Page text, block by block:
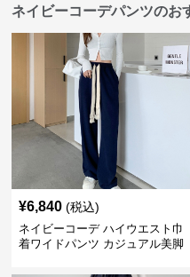
ネイビーコーデパンツのお
¥6,840 (税込)
ネイビーコーデ ハイウエスト巾
着ワイドパンツ カジュアル美脚